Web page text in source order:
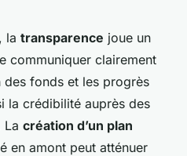
la transparence joue un
communiquer clairement
des fonds et les progrès
la crédibilité auprès des
La création d’un plan
en amont peut atténuer